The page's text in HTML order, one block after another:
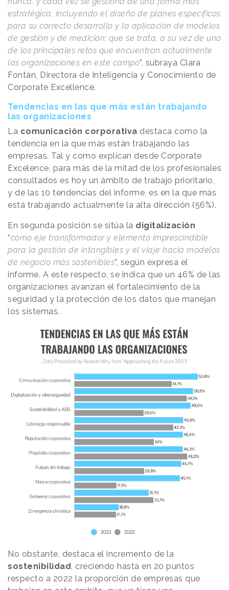
estratégica, incluyendo el diseño de planes específicos
para su correcto desarrollo y la aplicación de modelos
de gestión y de medición; que se trata, a su vez de uno
de los principales retos que encuentran actualmente
las organizaciones en este campo”, subraya Clara
Fontán, Directora de Inteligencia y Conocimiento de
Corporate Excellence.
Tendencias en las que más están trabajando
las organizaciones
La comunicación corporativa destaca como la
tendencia en la que más están trabajando las
empresas. Tal y como explican desde Corporate
Excelence, para más de la mitad de los profesionales
consultados es hoy un ámbito de trabajo prioritario,
y de las 10 tendencias del informe, es en la que más
está trabajando actualmente la alta dirección (56%).
En segunda posición se sitúa la digitalización
“como eje transformador y elemento imprescindible
para la gestión de intangibles y el viaje hacia modelos
de negocio más sostenibles”, según expresa el
informe. A este respecto, se indica que un 46% de las
organizaciones avanzan el fortalecimiento de la
seguridad y la protección de los datos que manejan
los sistemas.
No obstante, destaca el incremento de la
sostenibilidad , creciendo hasta en 20 puntos
respecto a 2022 la proporción de empresas que